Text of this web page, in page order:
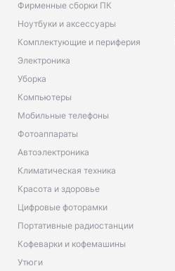
Фирменные сборки ПК
Ноутбуки и аксессуары
Комплектующие и периферия
Электроника
Уборка
Компьютеры
Мобильные телефоны
Фотоаппараты
Автоэлектроника
Климатическая техника
Красота и здоровье
Цифровые фоторамки
Портативные радиостанции
Кофеварки и кофемашины
Утюги